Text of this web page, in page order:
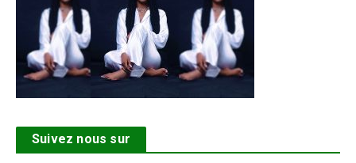
Suivez nous sur